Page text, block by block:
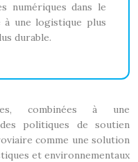
numériques dans le
une logistique plus
durable.
combinées à une
politiques de soutien
comme une solution
et environnementaux